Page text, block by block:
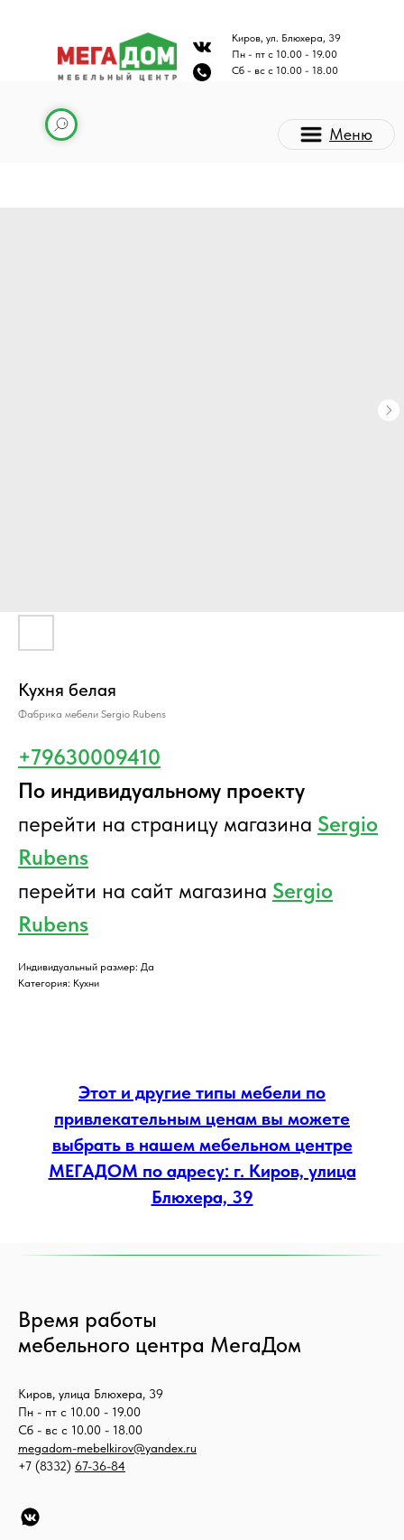
Киров, ул. Блюхера, 39
Пн - пт с 10.00 - 19.00
Сб - вс с 10.00 - 18.00
Меню
Кухня белая
Фабрика мебели Sergio Rubens
+79630009410
По индивидуальному проекту
перейти на страницу магазина Sergio
Rubens
перейти на сайт магазина Sergio
Rubens
Индивидуальный размер: Да
Категория: Кухни
Этот и другие типы мебели по
привлекательным ценам вы можете
выбрать в нашем мебельном центре
МЕГАДОМ по адресу: г. Киров, улица
Блюхера, 39
Время работы
мебельного центра МегаДом
Киров, улица Блюхера, 39
Пн - пт с 10.00 - 19.00
Сб - вс с 10.00 - 18.00
megadom-mebelkirov@yandex.ru
+7 (8332) 67-36-84